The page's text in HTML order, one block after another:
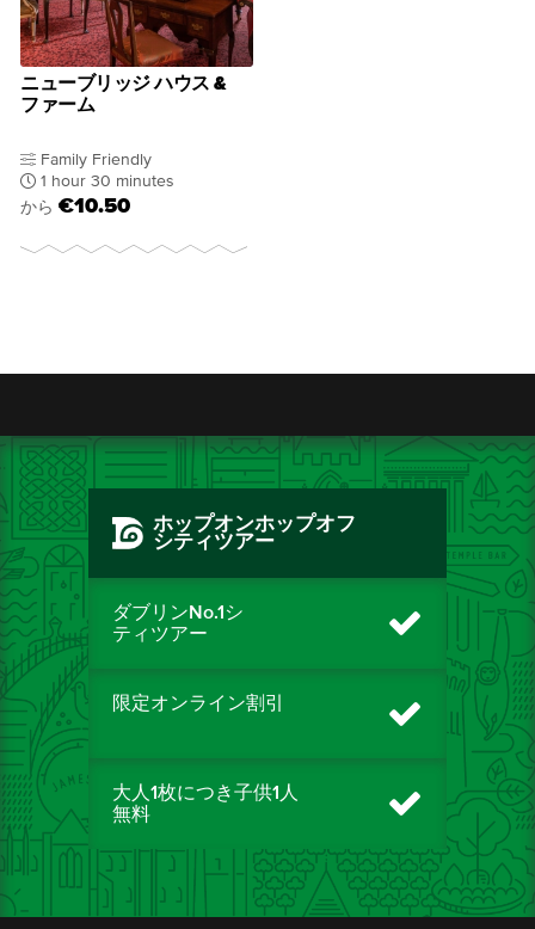
ニューブリッジ ハウス &
ファーム
Family Friendly
1 hour 30 minutes
から €10.50
ホップオンホップオフ
シティツアー
ダブリンNo.1シ
ティツアー
限定オンライン割引
大人1枚につき子供1人
無料